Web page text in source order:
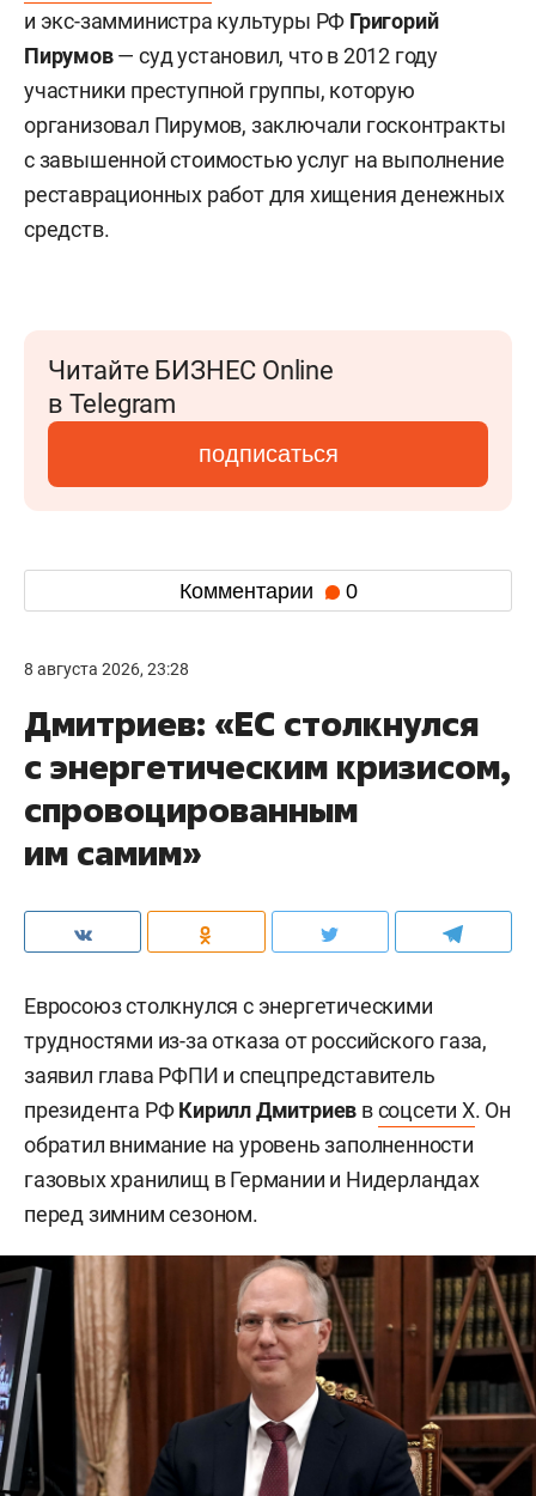
и экс-замминистра культуры РФ Григорий
Пирумов— суд установил, что в 2012 году
участники преступной группы, которую
организовал Пирумов, заключали госконтракты
с завышенной стоимостью услуг на выполнение
реставрационных работ для хищения денежных
средств.
Читайте БИЗНЕС Online
в Telegram
подписаться
Комментарии 0
8 августа 2026, 23:28
Дмитриев: «ЕС столкнулся
с энергетическим кризисом,
спровоцированным
им самим»
Евросоюз столкнулся с энергетическими
трудностями из-за отказа от российского газа,
заявил глава РФПИ и спецпредставитель
президента РФКирилл Дмитриев всоцсети X. Он
обратил внимание на уровень заполненности
газовых хранилищ в Германии и Нидерландах
перед зимним сезоном.